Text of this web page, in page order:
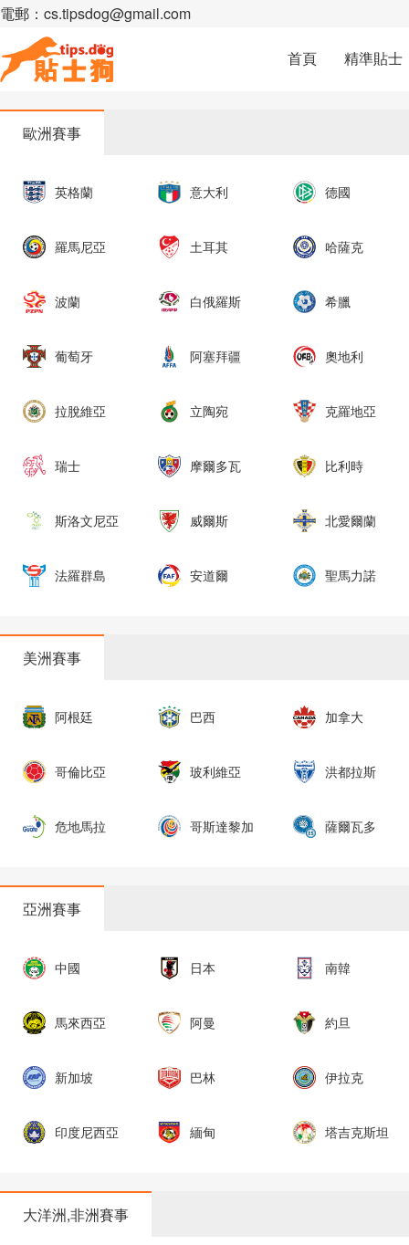
電郵：cs.tipsdog@gmail.com
首頁 精準貼士
歐洲賽事
英格蘭 意大利 德國
羅馬尼亞 土耳其 哈薩克
波蘭 白俄羅斯 希臘
葡萄牙 阿塞拜疆 奧地利
拉脫維亞 立陶宛 克羅地亞
瑞士 摩爾多瓦 比利時
斯洛文尼亞 威爾斯 北愛爾蘭
法羅群島 安道爾 聖馬力諾
美洲賽事
阿根廷 巴西 加拿大
哥倫比亞 玻利維亞 洪都拉斯
危地馬拉 哥斯達黎加 薩爾瓦多
亞洲賽事
中國 日本 南韓
馬來西亞 阿曼 約旦
新加坡 巴林 伊拉克
印度尼西亞 緬甸 塔吉克斯坦
大洋洲,非洲賽事